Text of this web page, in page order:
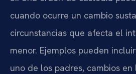
cuando ocurre un cambio
circunstancias que afecta el
menor. Ejemplos pueden
uno de los padres, cambios